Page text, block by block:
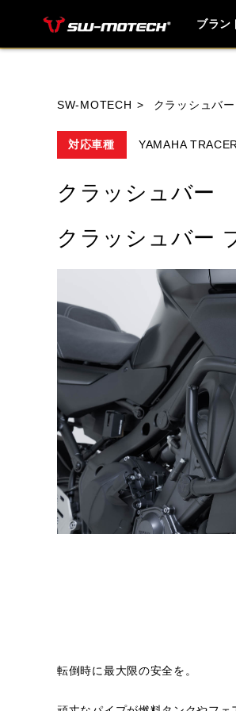
ブラン
SW-MOTECH クラッシュバ
対応車種 YAMAHA
クラッシュバー
クラッシュバー
転倒時に最大限の安全を。